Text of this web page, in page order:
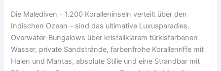
Die Malediven – 1.200 Koralleninseln verteilt über den
Indischen Ozean – sind das ultimative Luxusparadies.
Overwater-Bungalows über kristallklarem türkisfarbenen
Wasser, private Sandstrände, farbenfrohe Korallenriffe mit
Haien und Mantas, absolute Stille und eine Strandbar mit